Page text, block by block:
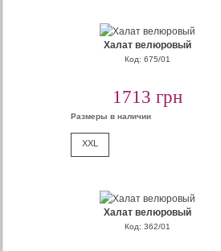
Халат велюровый
Код: 675/01
1713 грн
Размеры в наличии
XXL
Халат велюровый
Код: 362/01